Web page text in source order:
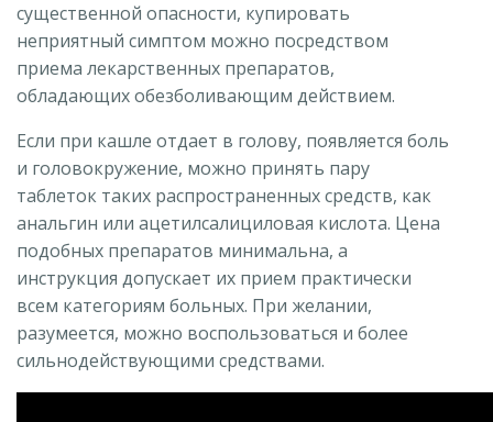
существенной опасности, купировать
неприятный симптом можно посредством
приема лекарственных препаратов,
обладающих обезболивающим действием.
Если при кашле отдает в голову, появляется боль
и головокружение, можно принять пару
таблеток таких распространенных средств, как
анальгин или ацетилсалициловая кислота. Цена
подобных препаратов минимальна, а
инструкция допускает их прием практически
всем категориям больных. При желании,
разумеется, можно воспользоваться и более
сильнодействующими средствами.